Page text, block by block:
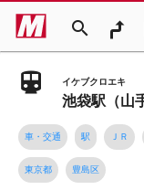
search
イケブクロエキ
池袋駅（山
車・交通 駅 ＪＲ
東京都 豊島区